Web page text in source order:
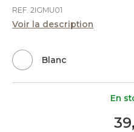
REF. 2IGMU01
Voir la description
Blanc
39,